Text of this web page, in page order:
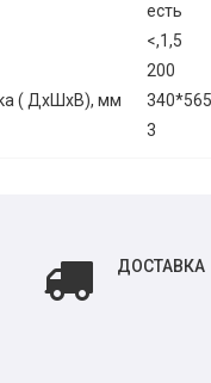
есть
<,1,5
200
( ДхШхВ), мм
3
ДОСТАВКА